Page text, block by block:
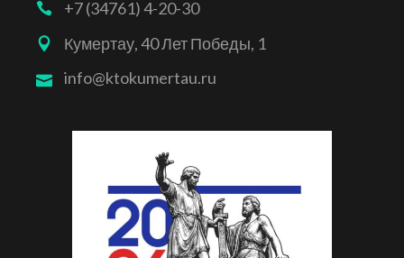
+7 (34761) 4-20-30
Кумертау, 40 Лет Победы, 1
info@ktokumertau.ru